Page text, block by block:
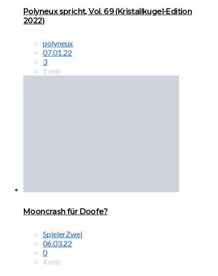
Polyneux spricht, Vol. 69 (Kristallkugel-Edition
2022)
polyneux
07.01.22
3
1 min
Mooncrash für Doofe?
SpielerZwei
06.03.22
0
4 min